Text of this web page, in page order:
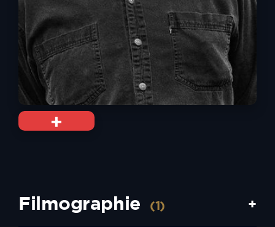
+
Filmographie (1) +